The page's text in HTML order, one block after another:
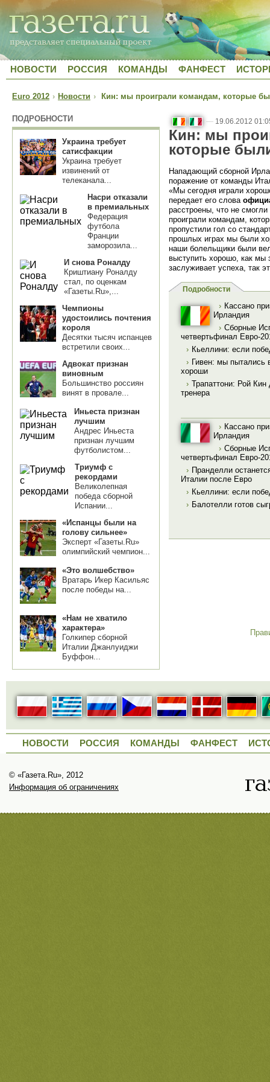
НОВОСТИ РОССИЯ КОМАНДЫ ФАНФЕСТ
Euro 2012 › Новости › Кин: мы проиграли командам, которые
ПОДРОБНОСТИ
Украина требует
сатисфакции
Украина требует
извинений от
телеканала...
Насри отказали
в премиальных
Федерация
футбола
Франции
заморозила...
И снова Роналду
Криштиану Роналду
стал, по оценкам
«Газеты.Ru»,...
Чемпионы
удостоились почтения
короля
Десятки тысяч испанцев
встретили своих...
Адвокат признан
виновным
Большинство россиян
винят в провале...
Иньеста признан
лучшим
Андрес Иньеста
признан лучшим
футболистом...
Триумф с
рекордами
Великолепная
победа сборной
Испании...
«Испанцы были на
голову сильнее»
Эксперт «Газеты.Ru»
олимпийский чемпион...
«Это волшебство»
Вратарь Икер Касильяс
после победы на...
«Нам не хватило
характера»
Голкипер сборной
Италии Джанлуиджи
Буффон...
— 19.06.2012
Кин: мы
которые
Нападающий сборной
поражение от команды
«Мы сегодня играли
передает его слова
расстроены, что не
проиграли командам,
пропустили гол со
прошлых играх мы были
наши болельщики были
выступить хорошо, как мы
заслуживает успеха, так
Подробности
› Кассано
Ирландия
› Сборные
четвертьфинал Евро-
› Кьеллини: если
› Гивен: мы пытались
хороши
› Трапаттони: Рой Кин
тренера
› Кассано
Ирландия
› Сборные
четвертьфинал Евро-
› Пранделли
Италии после Евро
› Кьеллини: если
› Балотелли готов
НОВОСТИ РОССИЯ КОМАНДЫ ФАНФЕСТ
© «Газета.Ru», 2012
Информация об ограничениях